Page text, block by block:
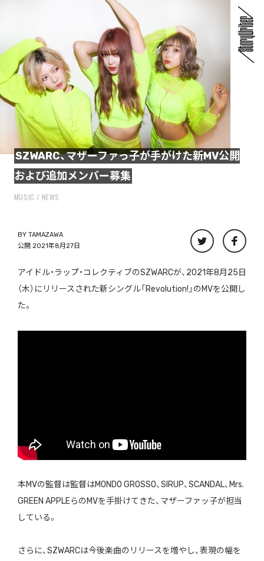
SZWARC、マザーファっ子が手がけた新MV公開
および追加メンバー募集
MUSIC NEWS
BY TAMAZAWA
公開 2021年8月27日
アイドル・ラップ・コレクティブのSZWARCが、2021年8月25日
（木）にリリースされた新シングル「Revolution!」のMVを公開し
た。
本MVの監督は監督はMONDO GROSSO、SIRUP、SCANDAL、Mrs.
GREEN APPLEらのMVを手掛けてきた、マザーファッ子が担当
している。
さらに、SZWARCは今後楽曲のリリースを増やし、表現の幅を